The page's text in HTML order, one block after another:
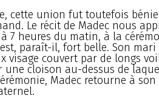
cette union fut toutefois
Le récit de Madec nous
7 heures du matin, à la
paraît-il, fort belle. Son mari
visage couvert par de longs
une cloison au-dessus de
Madec retourne à